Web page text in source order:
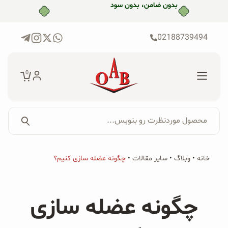
بدون ضامن، بدون سود
02188739494
0
برای:
جستجو...
پکیج‌ها
محصولات ارگانیک
محصول موردنظرت رو بنویس...
خانه • وبلاگ • سایر مقالات • چگونه عضله سازی کنیم؟
چگونه عضله سازی